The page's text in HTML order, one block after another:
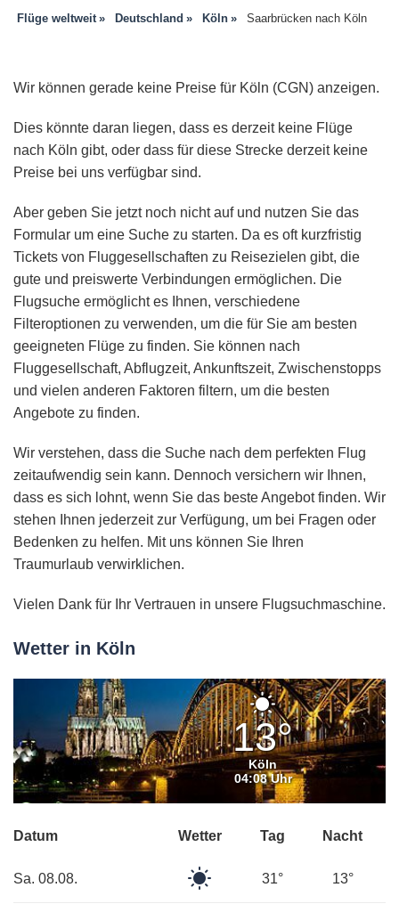
Flüge weltweit Deutschland Köln Saarbrücken nach Köln
Wir können gerade keine Preise für Köln (CGN) anzeigen.
Dies könnte daran liegen, dass es derzeit keine Flüge
nach Köln gibt, oder dass für diese Strecke derzeit keine
Preise bei uns verfügbar sind.
Aber geben Sie jetzt noch nicht auf und nutzen Sie das
Formular um eine Suche zu starten. Da es oft kurzfristig
Tickets von Fluggesellschaften zu Reisezielen gibt, die
gute und preiswerte Verbindungen ermöglichen. Die
Flugsuche ermöglicht es Ihnen, verschiedene
Filteroptionen zu verwenden, um die für Sie am besten
geeigneten Flüge zu finden. Sie können nach
Fluggesellschaft, Abflugzeit, Ankunftszeit, Zwischenstopps
und vielen anderen Faktoren filtern, um die besten
Angebote zu finden.
Wir verstehen, dass die Suche nach dem perfekten Flug
zeitaufwendig sein kann. Dennoch versichern wir Ihnen,
dass es sich lohnt, wenn Sie das beste Angebot finden. Wir
stehen Ihnen jederzeit zur Verfügung, um bei Fragen oder
Bedenken zu helfen. Mit uns können Sie Ihren
Traumurlaub verwirklichen.
Vielen Dank für Ihr Vertrauen in unsere Flugsuchmaschine.
Wetter in Köln
Klarer
Himmel
13°
Köln
04:08 Uhr
Datum Wetter Tag Nacht
Sa. 08.08. 31° 13°